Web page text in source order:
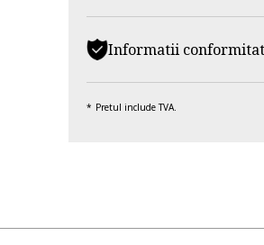
Informatii
Pretul include TVA.